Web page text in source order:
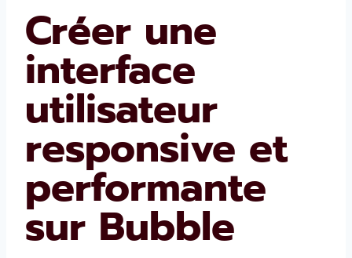
Créer une
interface
utilisateur
responsive et
performante
sur Bubble